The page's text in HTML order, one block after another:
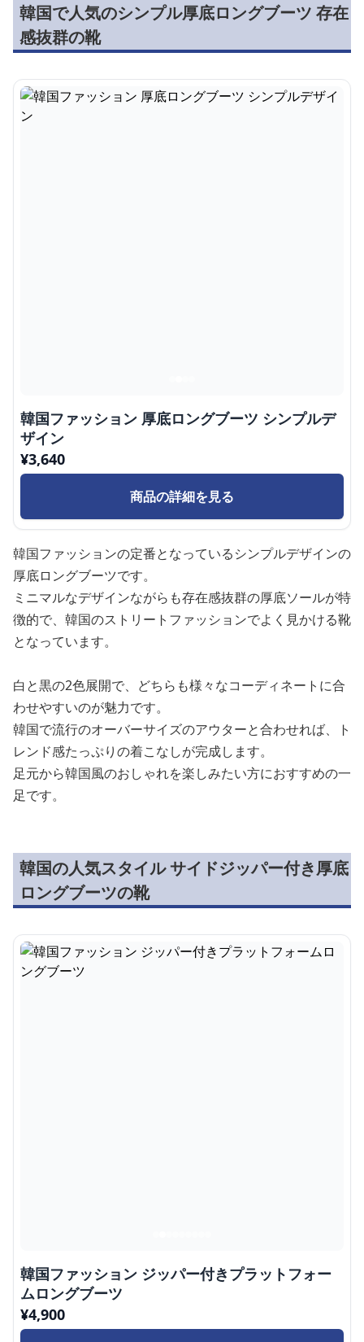
韓国で人気のシンプル厚底ロングブーツ 存在
感抜群の靴
韓国ファッション 厚底ロングブーツ シンプルデ
ザイン
¥3,640
商品の詳細を見る
韓国ファッションの定番となっているシンプルデザインの
厚底ロングブーツです。
ミニマルなデザインながらも存在感抜群の厚底ソールが特
徴的で、韓国のストリートファッションでよく見かける靴
となっています。
白と黒の2色展開で、どちらも様々なコーディネートに合
わせやすいのが魅力です。
韓国で流行のオーバーサイズのアウターと合わせれば、ト
レンド感たっぷりの着こなしが完成します。
足元から韓国風のおしゃれを楽しみたい方におすすめの一
足です。
韓国の人気スタイル サイドジッパー付き厚底
ロングブーツの靴
韓国ファッション ジッパー付きプラットフォー
ムロングブーツ
¥4,900